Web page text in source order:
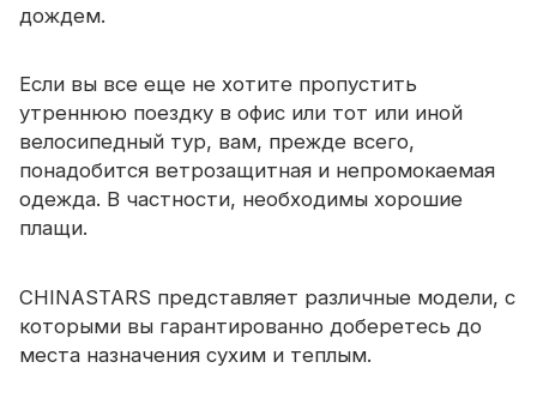
Сертификат
Каталог
Видео
Контакт
дождем.
Если вы все еще не хотите пропустить
утреннюю поездку в офис или тот или иной
велосипедный тур, вам, прежде всего,
понадобится ветрозащитная и непромокаемая
одежда. В частности, необходимы хорошие
плащи.
CHINASTARS представляет различные модели, с
которыми вы гарантированно доберетесь до
места назначения сухим и теплым.